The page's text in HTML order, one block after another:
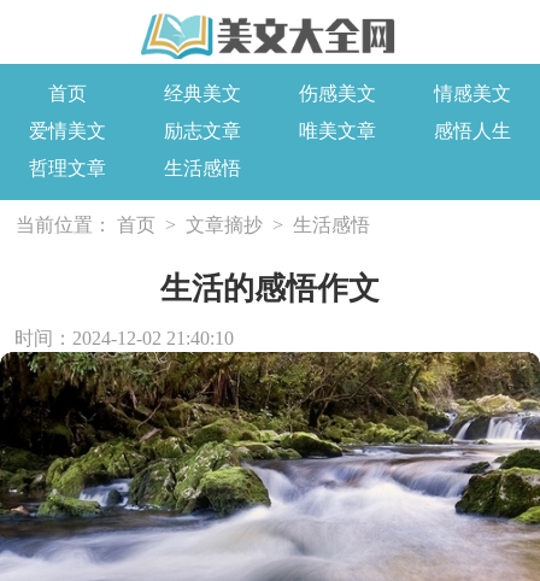
首页 经典美文 伤感美文
情感美文
爱情美文
励志文章 唯美文章
感悟人生
哲理文章
生活感悟
当前位置： 首页 > 文章摘抄 > 生活感悟
生活的感悟作文
时间：2024-12-02 21:40:10